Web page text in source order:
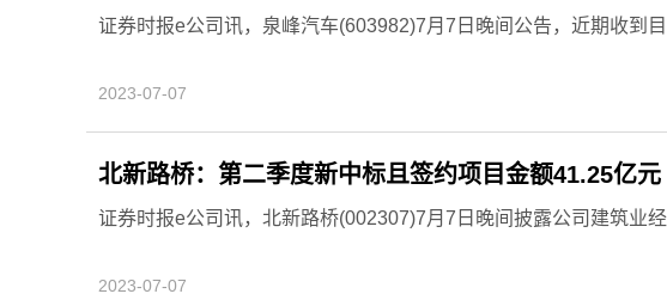
证券时报e公司讯，泉峰汽车(603982)7月7日晚间公告，近期收到
2023-07-07
北新路桥：第二季度新中标且签约项目金额41.25亿元
证券时报e公司讯，北新路桥(002307)7月7日晚间披露公司建筑业
2023-07-07